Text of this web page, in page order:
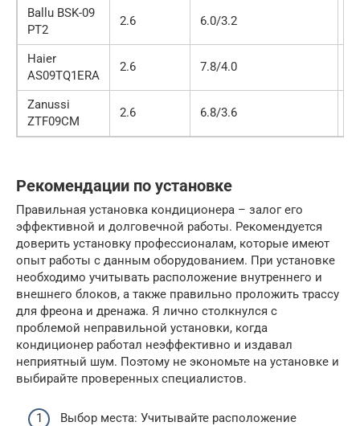
Ballu BSK-09
PT2
2.6 6.0/3.2
Haier
AS09TQ1ERA
2.6 7.8/4.0
Zanussi
ZTF09CM
2.6 6.8/3.6
Рекомендации по установке
Правильная установка кондиционера – залог его
эффективной и долговечной работы. Рекомендуется
доверить установку профессионалам, которые имеют
опыт работы с данным оборудованием. При установке
необходимо учитывать расположение внутреннего и
внешнего блоков, а также правильно проложить трассу
для фреона и дренажа. Я лично столкнулся с
проблемой неправильной установки, когда
кондиционер работал неэффективно и издавал
неприятный шум. Поэтому не экономьте на установке и
выбирайте проверенных специалистов.
Выбор места: Учитывайте расположение